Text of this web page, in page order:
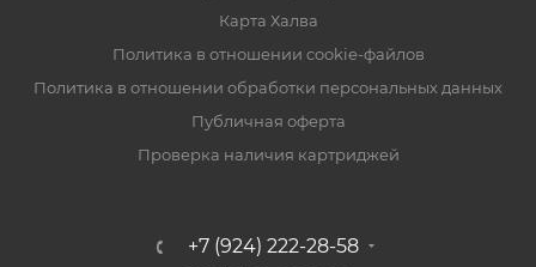
Карта Халва
Политика в отношении cookie-файлов
Политика в отношении обработки персональных данных
Публичная оферта
Проверка наличия картриджей
+7 (924) 222-28-58